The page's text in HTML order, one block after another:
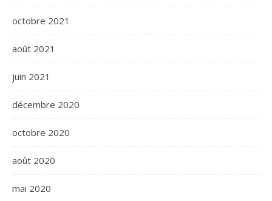
octobre 2021
août 2021
juin 2021
décembre 2020
octobre 2020
août 2020
mai 2020